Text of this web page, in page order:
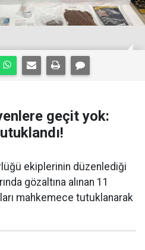
geçit yok:
ekiplerinin düzenlediği
gözaltına alınan 11
mahkemece tutuklanarak